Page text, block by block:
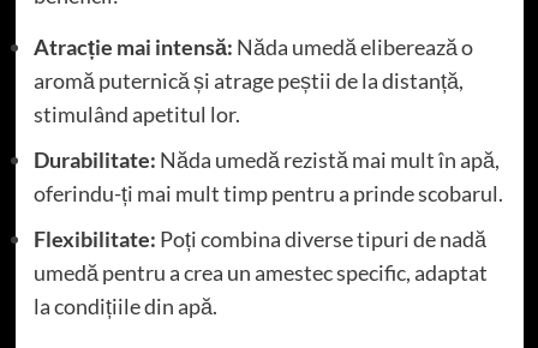
Atracție mai intensă: Năda umedă eliberează o
aromă puternică și atrage peștii de la distanță,
stimulând apetitul lor.
Durabilitate: Năda umedă rezistă mai mult în apă,
oferindu-ți mai mult timp pentru a prinde scobarul.
Flexibilitate: Poți combina diverse tipuri de nadă
umedă pentru a crea un amestec specific, adaptat
la condițiile din apă.